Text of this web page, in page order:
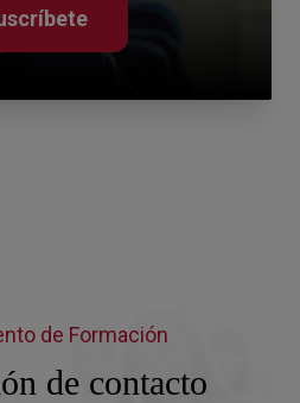
de Formación
de contacto